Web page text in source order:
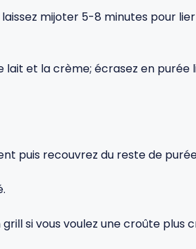
mijoter 5-8 minutes pour lier
et la crème; écrasez en purée
puis recouvrez du reste de
si vous voulez une croûte plus